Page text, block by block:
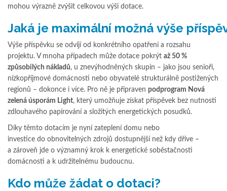
mohou výrazně zvýšit celkovou výši dotace.
Jaká je maximální možná výše
Výše příspěvku se odvíjí od konkrétního opatření a rozsahu
projektu. V mnoha případech může dotace pokrýt až 50 %
způsobilých nákladů, u znevýhodněných skupin – jako jsou senioři,
nízkopříjmové domácnosti nebo obyvatelé strukturálně postižených
regionů – dokonce i více. Pro ně je připraven podprogram Nová
zelená úsporám Light, který umožňuje získat příspěvek bez nutnosti
zdlouhavého papírování a složitých energetických posudků.
Díky těmto dotacím je nyní zateplení domu nebo
investice do obnovitelných zdrojů dostupnější než kdy dříve –
a zároveň jde o významný krok k energetické soběstačnosti
domácnosti a k udržitelnému budoucnu.
Kdo může žádat o dotaci?